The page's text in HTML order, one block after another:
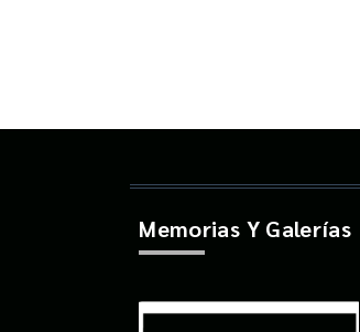
Memorias Y Galerías